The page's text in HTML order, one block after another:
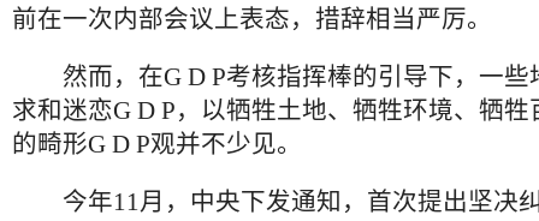
前在一次内部会议上表态，措辞相当严厉。
然而，在G D P考核指挥棒的引导下，一些
求和迷恋G D P，以牺牲土地、牺牲环境、牺
的畸形G D P观并不少见。
今年11月，中央下发通知，首次提出坚决纠